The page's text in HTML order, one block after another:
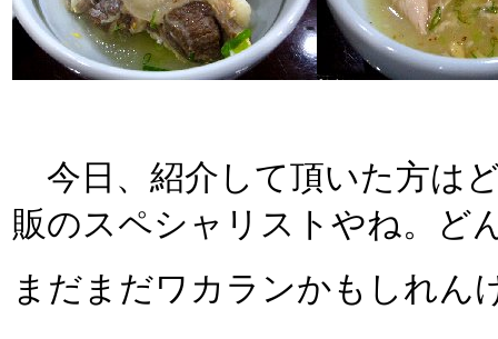
今日、紹介して頂いた方は
販のスペシャリストやね。ど
まだまだワカランかもしれん